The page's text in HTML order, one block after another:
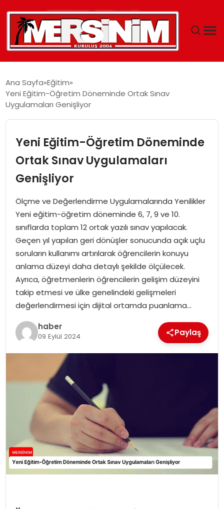
YAŞAM
EĞITIM
SPOR
EKONOMI
MAGAZIN
DÜNYA
OTOMOBIL
Ana Sayfa Eğitim
Yeni Eğitim-Öğretim Döneminde Ortak Sınav
Uygulamaları Genişliyor
Yeni Eğitim-Öğretim Döneminde
Ortak Sınav Uygulamaları
Genişliyor
Ölçme ve Değerlendirme Uygulamalarında Yenilikler
Yeni eğitim-öğretim döneminde 6, 7, 9 ve 10.
sınıflarda toplam 12 ortak yazılı sınav yapılacak.
Geçen yıl yapılan geri dönüşler sonucunda açık uçlu
soruların kullanımı artırılarak öğrencilerin konuyu
anlama düzeyi daha detaylı şekilde ölçülecek.
Ayrıca, öğretmenlerin öğrencilerin gelişim düzeyini
takip etmesi ve ülke genelindeki gelişmeleri
değerlendirmesi için dijital ortamda puanlama…
haber
09 Eylül 2024 Paylaş